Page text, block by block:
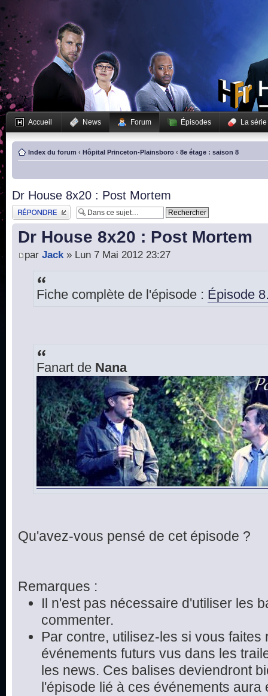
Accueil News Forum Épisodes La série
Index du forum ‹ Hôpital Princeton-Plainsboro ‹ 8e étage : saison 8
Dr House 8x20 : Post Mortem
Publier une réponse
Dr House 8x20 : Post Mortem
par Jack» Lun 7 Mai 2012 23:27
Fiche complète de l'épisode : Épisode
Fanart de Nana
Qu'avez-vous pensé de cet épisode ?
Remarques :
Il n'est pas nécessaire d'utiliser les
commenter.
Par contre, utilisez-les si vous faites
événements futurs vus dans les
les news. Ces balises deviendront
l'épisode lié à ces événements aura